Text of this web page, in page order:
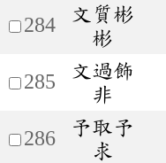
284
文質彬
彬
285
文過飾
非
286
予取予
求